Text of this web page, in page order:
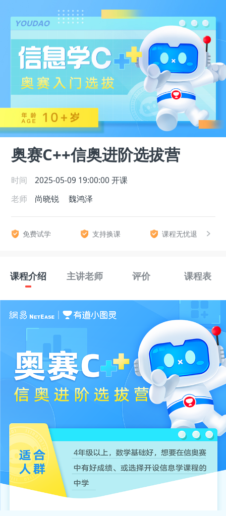
奥赛C++信奥进阶选拔营
时间 2025-05-09 19:00:00 开课
老师
尚晓锐 魏鸿泽
免费试学 支持换课 课程无忧退
课程介绍 主讲老师 评价 课程表